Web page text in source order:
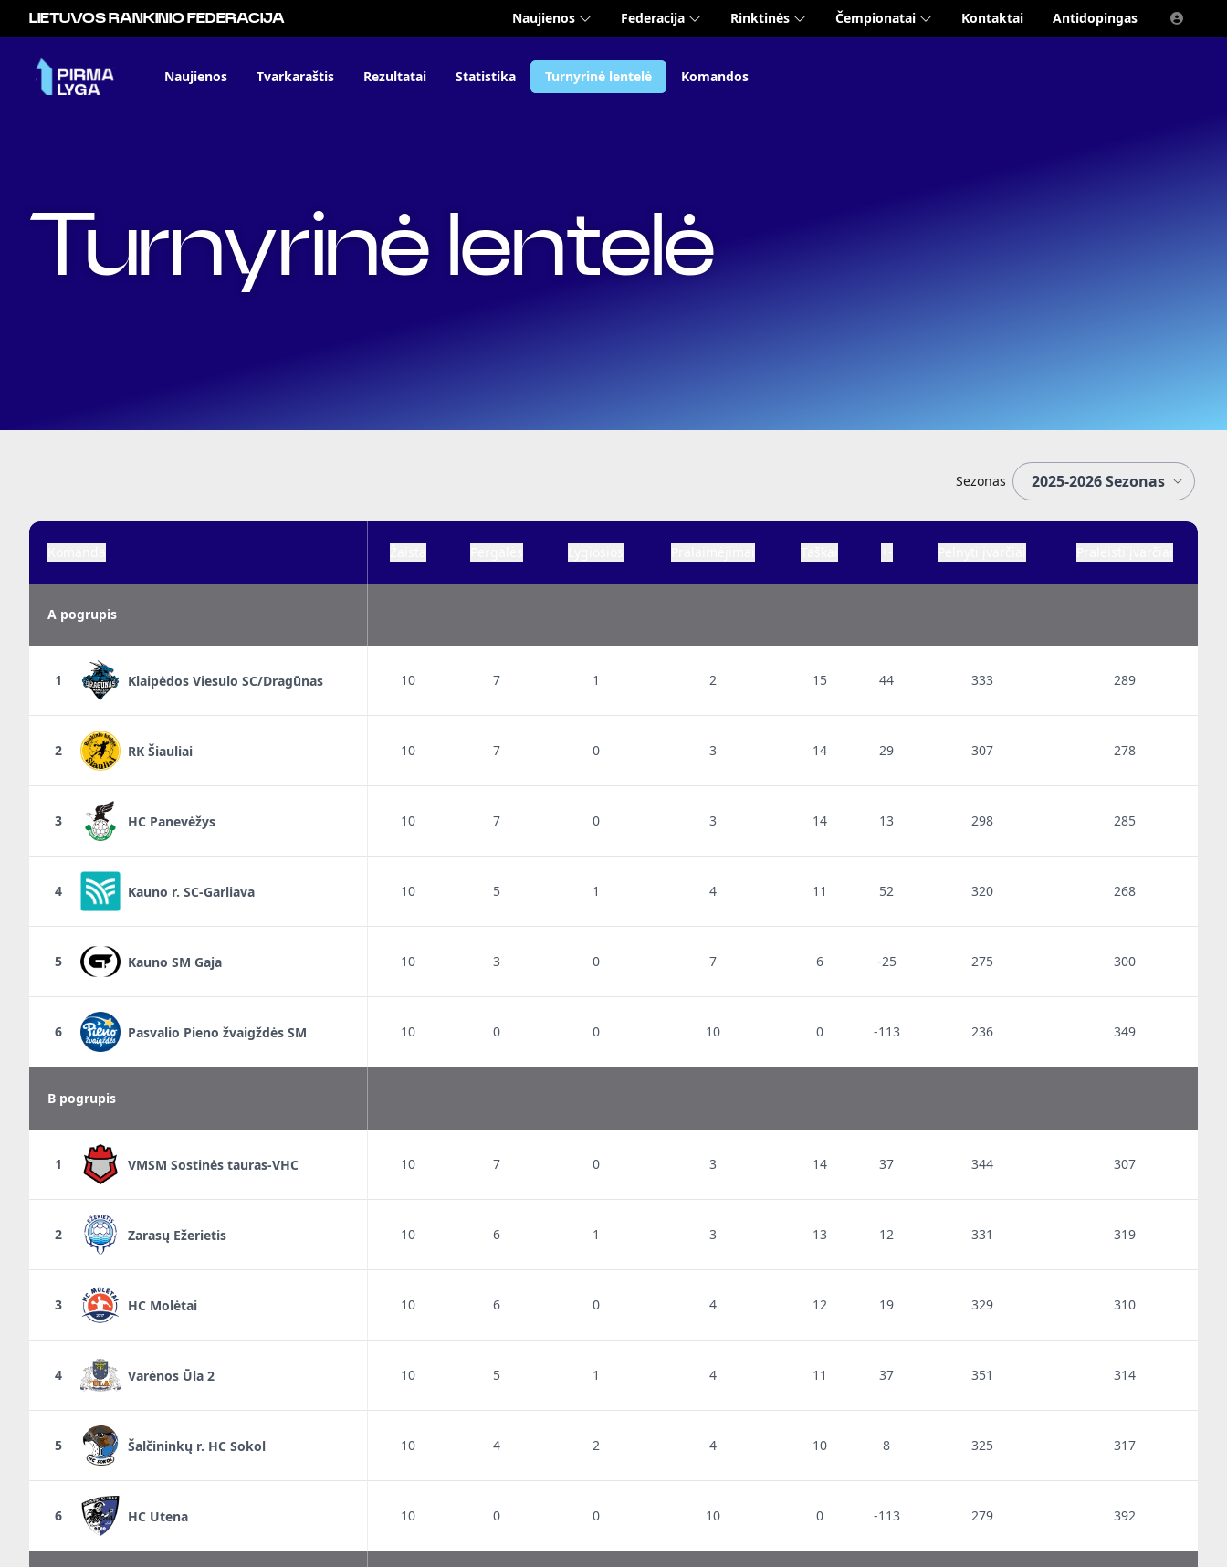
LIETUVOS RANKINIO FEDERACIJA Naujienos Federacija Rinktinės Čempionatai Kontaktai Antidopingas
Naujienos Tvarkaraštis Rezultatai Statistika Turnyrinė lentelė Komandos
Turnyrinė lentelė
Sezonas
A pogrupis
1 Klaipėdos Viesulo SC/Dragūnas 10 7 1 2 15 44 333 289
2 RK Šiauliai 10 7 0 3 14 29 307 278
3 HC Panevėžys 10 7 0 3 14 13 298 285
4 Kauno r. SC-Garliava 10 5 1 4 11 52 320 268
5 Kauno SM Gaja 10 3 0 7 6 -25 275 300
6 Pasvalio Pieno žvaigždės SM 10 0 0 10 0 -113 236 349
B pogrupis
1 VMSM Sostinės tauras-VHC 10 7 0 3 14 37 344 307
2 Zarasų Ežerietis 10 6 1 3 13 12 331 319
3 HC Molėtai 10 6 0 4 12 19 329 310
4 Varėnos Ūla 2 10 5 1 4 11 37 351 314
5 Šalčininkų r. HC Sokol 10 4 2 4 10 8 325 317
6 HC Utena 10 0 0 10 0 -113 279 392